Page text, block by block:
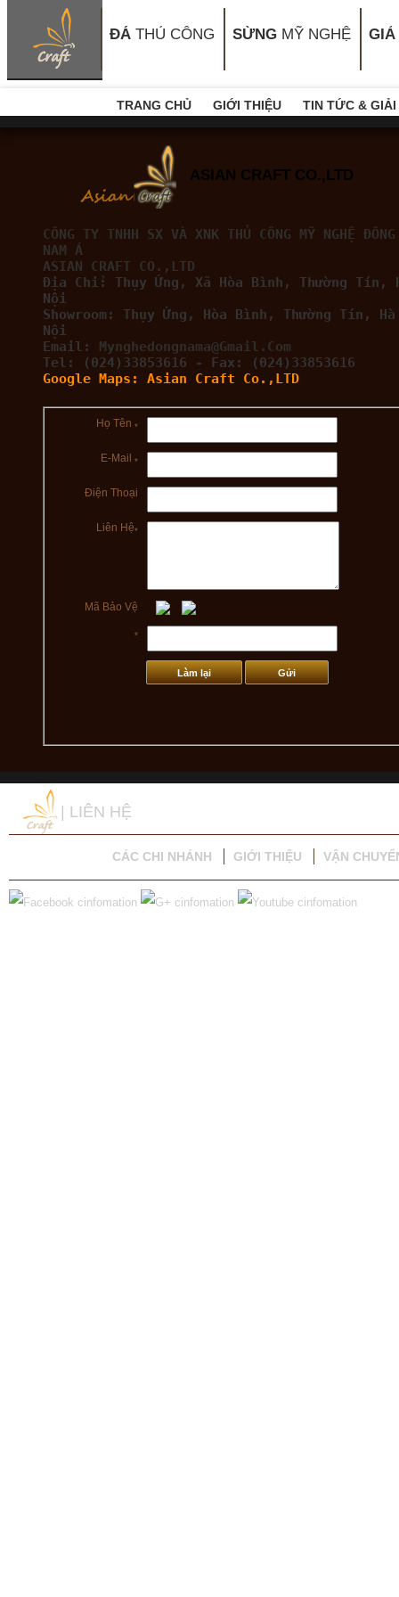
ĐÁ THỦ CÔNG SỪNG MỸ NGHỆ GIẢ
TRANG CHỦ GIỚI THIỆU TIN TỨC &
ASIAN CRAFT CO.,LTD
CÔNG TY TNHH SX VÀ XNK THỦ CÔNG MỸ NGHỆ ĐÔNG
NAM Á
ASIAN CRAFT CO.,LTD
Địa Chỉ: Thụy Ứng, Xã Hòa Bình,
Thường Tín,
Nội
Showroom: Thụy Ứng, Hòa Bình, Thường Tín, Hà
Nội
Email: Mynghedongnama@gmail.com
Tel: (024)33853616 - Fax: (024)33853616
Google Maps: Asian Craft Co.,LTD
Họ Tên*
E-Mail*
Điện Thoại
Liên Hệ*
Mã Bảo Vệ
*
| LIÊN HỆ
CÁC CHI NHÁNH GIỚI THIỆU VẬN